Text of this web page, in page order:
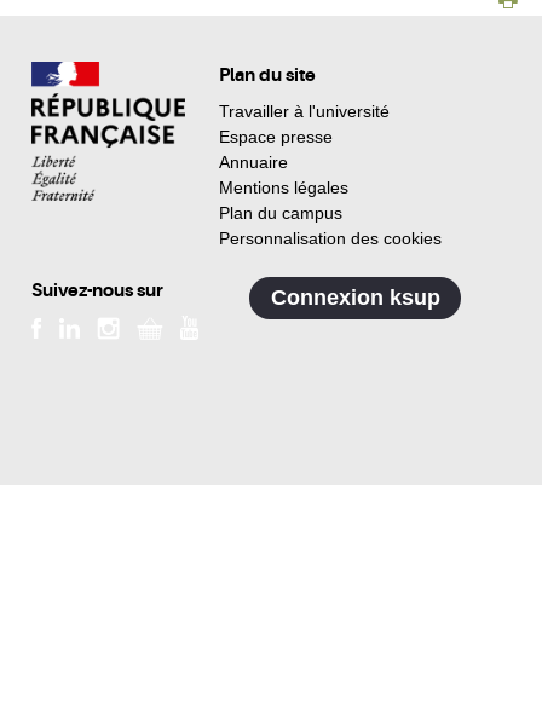
Plan du site
Travailler à l'université
Espace presse
Annuaire
Mentions légales
Plan du campus
Personnalisation des cookies
Suivez-nous sur Connexion ksup